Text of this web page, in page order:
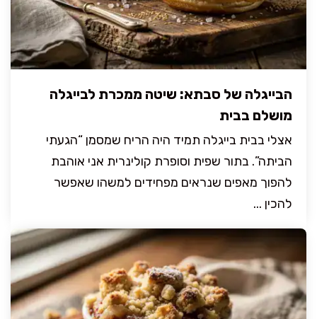
הבייגלה של סבתא: שיטה ממכרת לבייגלה
מושלם בבית
אצלי בבית בייגלה תמיד היה הריח שמסמן “הגעתי
הביתה”. בתור שפית וסופרת קולינרית אני אוהבת
להפוך מאפים שנראים מפחידים למשהו שאפשר
להכין ...